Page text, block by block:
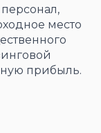
место
прибыль.